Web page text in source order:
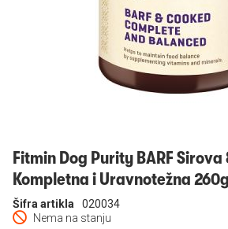
Fitmin Dog Purity BARF
Kompletna i Uravnotežna 260g
Nema na stanju
Šifra artikla 020034